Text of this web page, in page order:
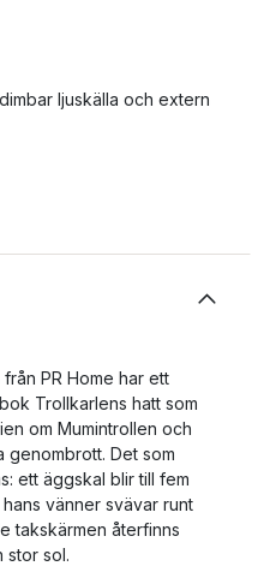
ljuskälla och extern
PR Home har ett
Trollkarlens hatt som
om Mumintrollen och
genombrott. Det som
ett äggskal blir till fem
vänner svävar runt
takskärmen återfinns
stor sol.